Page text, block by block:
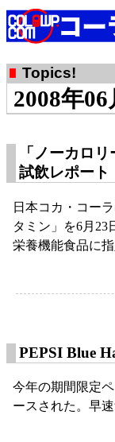
Topics!
2008年
「ノーカロ
試飲レポート
日本コカ・コー
タミン」を6月23
栄養機能食品に
PEPSI Blue
今年の期間限定
ースされた。早速